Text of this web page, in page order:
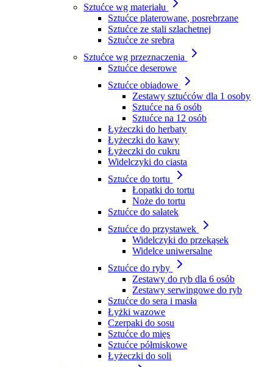
Sztućce wg materiału
Sztućce platerowane, posrebrzane
Sztućce ze stali szlachetnej
Sztućce ze srebra
Sztućce wg przeznaczenia
Sztućce deserowe
Sztućce obiadowe
Zestawy sztućców dla 1 osoby
Sztućce na 6 osób
Sztućce na 12 osób
Łyżeczki do herbaty
Łyżeczki do kawy
Łyżeczki do cukru
Widelczyki do ciasta
Sztućce do tortu
Łopatki do tortu
Noże do tortu
Sztućce do sałatek
Sztućce do przystawek
Widelczyki do przekąsek
Widelce uniwersalne
Sztućce do ryby
Zestawy do ryb dla 6 osób
Zestawy serwingowe do ryb
Sztućce do sera i masła
Łyżki wazowe
Czerpaki do sosu
Sztućce do mięs
Sztućce półmiskowe
Łyżeczki do soli